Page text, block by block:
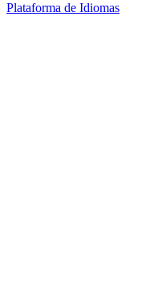
Plataforma de Idiomas